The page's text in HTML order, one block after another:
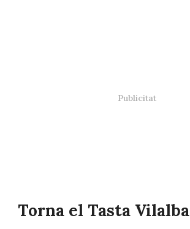
Torna el Tasta Vilalba